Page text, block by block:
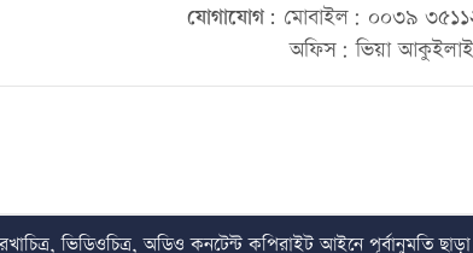
যোগাযোগ: মোবাইল: ০০৩৯
অফিস: ভিয়া
ভিডিওচিত্র, অডিও কনটেন্ট কপিরাইট আইনে পূর্বানুমতি